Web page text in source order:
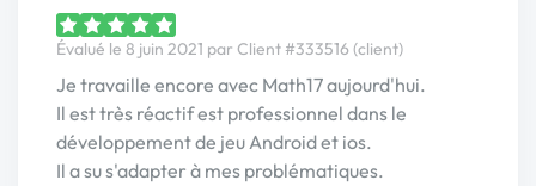
Évalué le 8 juin 2021 par Client #333516 (client)
Je travaille encore avec Math17 aujourd'hui.
Il est très réactif est professionnel dans le
développement de jeu Android et ios.
Il a su s'adapter à mes problématiques.